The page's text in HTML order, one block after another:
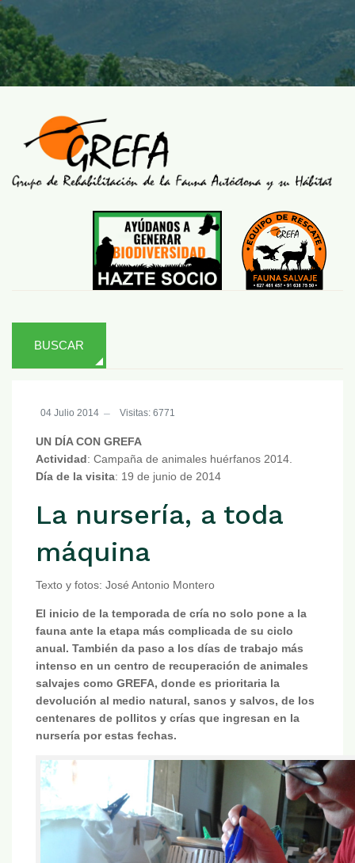
BUSCAR
04 Julio 2014 Visitas: 6771
UN DÍA CON GREFA
Actividad: Campaña de animales huérfanos 2014.
Día de la visita: 19 de junio de 2014
La nursería, a toda
máquina
Texto y fotos: José Antonio Montero
El inicio de la temporada de cría no solo pone a la
fauna ante la etapa más complicada de su ciclo
anual. También da paso a los días de trabajo más
intenso en un centro de recuperación de animales
salvajes como GREFA, donde es prioritaria la
devolución al medio natural, sanos y salvos, de los
centenares de pollitos y crías que ingresan en la
nursería por estas fechas.